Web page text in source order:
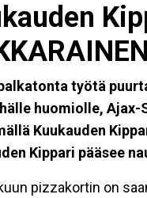
työtä
huomiolle,
Kuukauden
Kippari pääsee
pizzakortin on